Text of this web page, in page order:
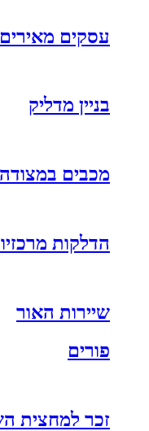
עסקים מאירים
בניין מדליק
מכבים
הדלקות
שיירות האור
פורים
זכר למחצית